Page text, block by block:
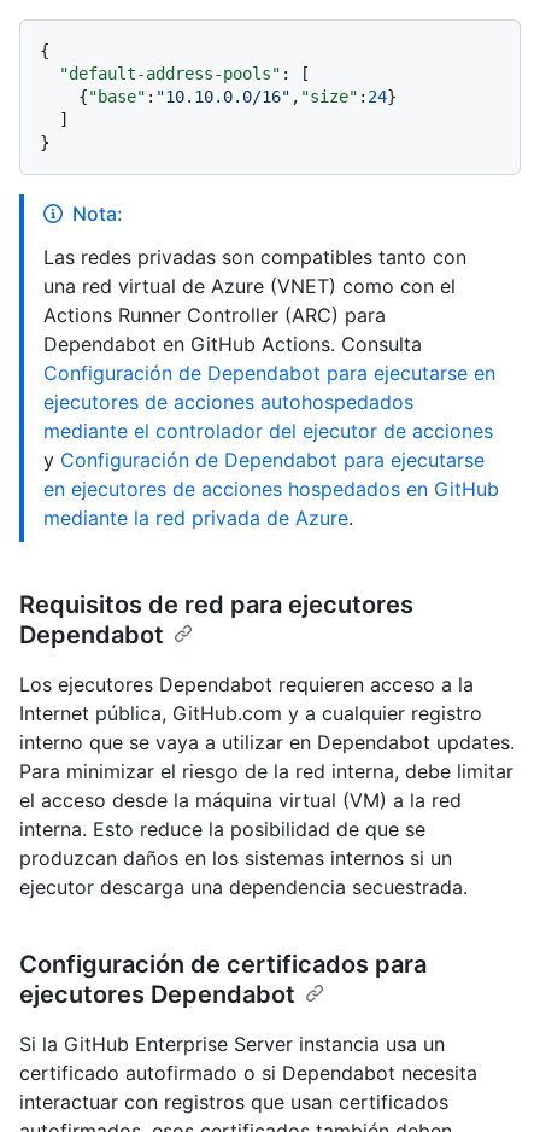
{
"default-address-pools" :
[
{"base" : "10.10.0.0/16" , "size" : 24}
]
}
Nota:
Las redes privadas son compatibles tanto con
una red virtual de Azure (VNET) como con el
Actions Runner Controller (ARC) para
Dependabot en GitHub Actions. Consulta
Configuración de Dependabot para ejecutarse en
ejecutores de acciones autohospedados
mediante el controlador del ejecutor de acciones
y Configuración de Dependabot para ejecutarse
en ejecutores de acciones hospedados en GitHub
mediante la red privada de Azure.
Requisitos de red para ejecutores
Dependabot
Los ejecutores Dependabot requieren acceso a la
Internet pública, GitHub.com y a cualquier registro
interno que se vaya a utilizar en Dependabot updates.
Para minimizar el riesgo de la red interna, debe limitar
el acceso desde la máquina virtual (VM) a la red
interna. Esto reduce la posibilidad de que se
produzcan daños en los sistemas internos si un
ejecutor descarga una dependencia secuestrada.
Configuración de certificados para
ejecutores Dependabot
Si la GitHub Enterprise Server instancia usa un
certificado autofirmado o si Dependabot necesita
interactuar con registros que usan certificados